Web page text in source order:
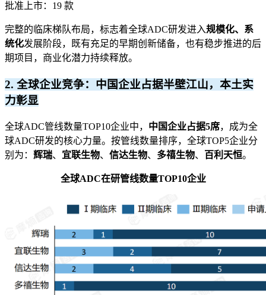
批准上市：19 款
完整的临床梯队布局，标志着全球ADC研发进入规模化、系
统化发展阶段，既有充足的早期创新储备，也有稳步推进的后
期项目，商业化潜力持续释放。
2. 全球企业竞争：中国企业占据半壁江山，本土实
力彰显
全球ADC管线数量TOP10企业中， 中国企业占据5席，成为全
球ADC研发的核心力量。按管线数量排序，全球TOP5企业分
别为： 辉瑞、 宜联生物、 信达生物、 多禧生物、 百利天恒。
全球ADC在研管线数量TOP10企业